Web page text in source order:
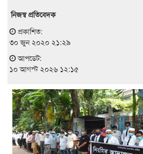
নিজস্ব প্রতিবেদক
প্রকাশিত:
৩০ জুন ২০২০ ২১:২৯
আপডেট:
১০ আগস্ট ২০২৬ ১২:১৫